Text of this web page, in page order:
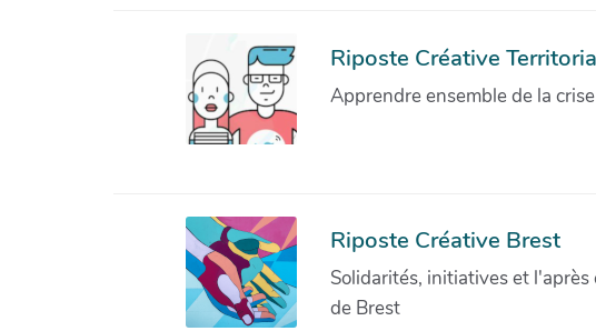
Riposte Créative
Apprendre ensemble de la crise
Riposte Créative Brest
Solidarités, initiatives et
de Brest